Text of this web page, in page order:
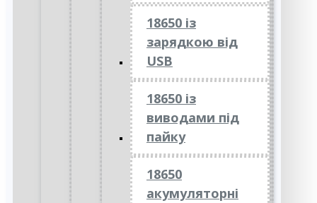
18650 із
зарядкою від
USB
18650 із
виводами під
пайку
18650
акумуляторні